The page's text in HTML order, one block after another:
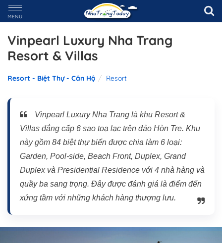
MENU
Vinpearl Luxury Nha Trang
Resort & Villas
Resort - Biệt Thự - Căn Hộ Resort
Vinpearl Luxury Nha Trang là khu Resort &
Villas đẳng cấp 6 sao toạ lạc trên đảo Hòn Tre. Khu
này gồm 84 biệt thự biển được chia làm 6 loại:
Garden, Pool-side, Beach Front, Duplex, Grand
Duplex và Presidential Residence với 4 nhà hàng và
quầy ba sang trọng. Đây được đánh giá là điểm đến
xứng tầm với những khách hàng thượng lưu.